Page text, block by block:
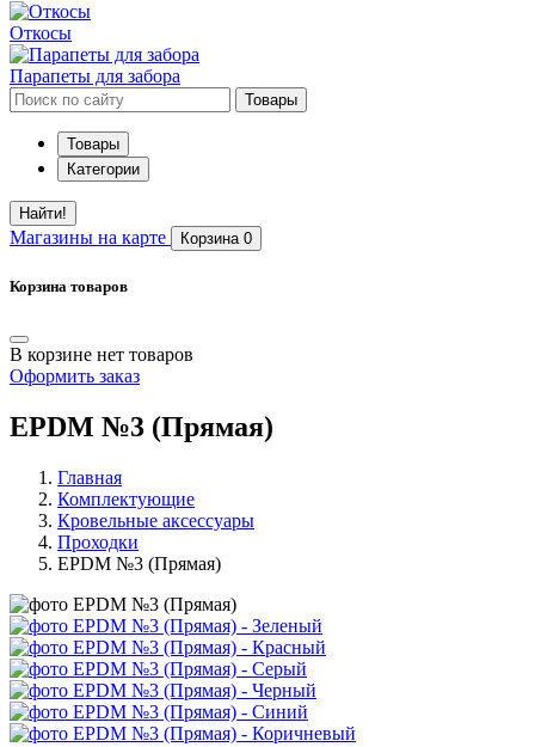
Откосы
Парапеты для забора
Товары
Товары
Категории
Найти!
Магазины на карте Корзина 0
Корзина товаров
В корзине нет товаров
Оформить заказ
EPDM №3 (Прямая)
Главная
Комплектующие
Кровельные аксессуары
Проходки
EPDM №3 (Прямая)